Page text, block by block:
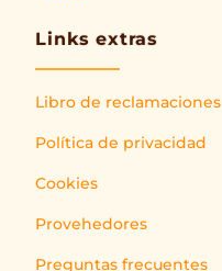
Links extras
Libro de reclamaciones
Política de privacidad
Cookies
Provehedores
Preguntas frecuentes